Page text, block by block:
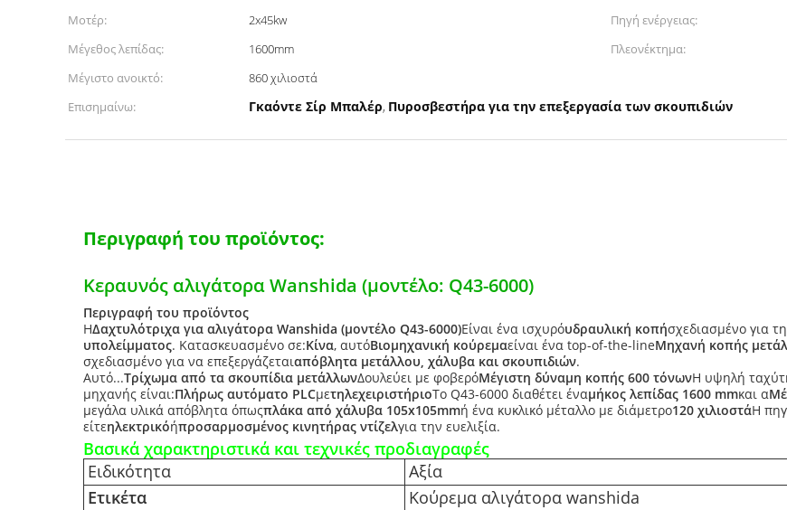
Μοτέρ:
2x45kw Πηγή ενέργειας:
Μέγεθος λεπίδας:
1600mm Πλεονέκτημα:
Μέγιστο ανοικτό:
860 χιλιοστά
Επισημαίνω:
Γκαόντε Σίρ Μπαλέρ, Πυροσβεστήρα για την επεξεργασία των σκουπιδιών
Περιγραφή του προϊόντος:
Κεραυνός αλιγάτορα Wanshida (μοντέλο: Q43-6000)
Περιγραφή του προϊόντος
ΗΔαχτυλότριχα για αλιγάτορα Wanshida (μοντέλο Q43-6000)Είναι ένα ισχυρόυδραυλική κοπήσχεδιασμένο για
υπολείμματος. Κατασκευασμένο σε:Κίνα, αυτόΒιομηχανική κούρεμαείναι ένα top-of-the-lineΜηχανή κοπής
σχεδιασμένο για να επεξεργάζεταιαπόβλητα μετάλλου, χάλυβα και σκουπιδιών.
Αυτό...Τρίχωμα από τα σκουπίδια μετάλλωνΔουλεύει με φοβερόΜέγιστη δύναμη κοπής 600 τόνωνΗ υψηλή
μηχανής είναι:Πλήρως αυτόματο PLCμετηλεχειριστήριοΤο Q43-6000 διαθέτει έναμήκος λεπίδας 1600 mmκαι α
μεγάλα υλικά απόβλητα όπωςπλάκα από χάλυβα 105x105mmή ένα κυκλικό μέταλλο με διάμετρο120 χιλιοστάΗ
είτεηλεκτρικόήπροσαρμοσμένος κινητήρας ντίζελγια την ευελιξία.
Βασικά χαρακτηριστικά και τεχνικές προδιαγραφές
Ειδικότητα
Αξία
Ετικέτα
Κούρεμα αλιγάτορα wanshida